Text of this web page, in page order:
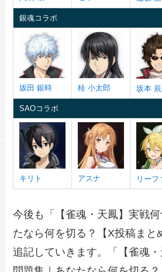
銀魂コラボ
坂田 銀時 桂 小太郎 坂本
SAOコラボ
キリト アスナ リーフ
今後も「【雀魂・天鳳】実戦
たなら何を切る？【X投稿まと
追記していきます。「【雀魂